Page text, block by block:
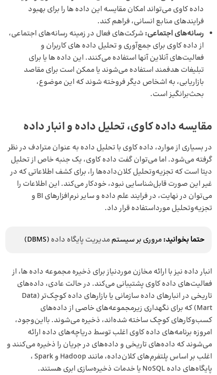
داده کاوی می‌تواند امکان مقایسه این داده ها را برای بهبود
فرایندهای منابع انسانی، فراهم کند.
رسانه‌های اجتماعی:شرکت‌های فعال در زمینه رسانه‌های اجتماعی،
از داده کاوی برای جمع‌آوری و تحلیل داده های کاربران و
فعالیت‌های آنلاین آنها استفاده می‌کنند. این داده ها یا برای
تبلیغات هدفمند استفاده می‌شوند یا ممکن است برای مقاصد
بازاریابی، به اشخاص دیگر فروخته شوند که این موضوع،
بحث‌برانگیز است.
مقایسه داده کاوی، تحلیل داده و انبار داده
در بسیاری از موارد، داده کاوی با تحلیل داده به عنوان مترادف در نظر
گرفته می‌شود. اما می‌توان گفت داده کاوی، یک جنبه خاص از تحلیل
دیتا است که تجزیه‌وتحلیل کلان‌داده‌ها را، برای کشف اطلاعاتی که در
غیر این صورت قابل‌شناسایی نبود، خودکار می‌کند. این اطلاعات را
می‌توان در نهایت، در فرایند علم داده و سایر نرم‌افزارهای BI و
تجزیه‌وتحلیل مورداستفاده قرار داد.
حتما بخوانید:مروری بر سیستممدیریت پایگاه داده (DBMS)
انبار داده نیز با ارائه مخازن موردنیاز برای ذخیره مجموعه داده ها، از
فعالیت‌های داده کاوی پشتیبانی می‌کند. در حالت عادی، داده‌های
تاریخی در انبارهای داده سازمانی یا بازارهای داده کوچک‌تر (Data
Mart) که برای نگهداری زیرمجموعه‌های خاصی از داده‌های
کسب‌وکارهای کوچک ساخته شده‌اند، ذخیره می‌شوند. بااین‌وجود،
امروزه برنامه‌های داده کاوی اغلب توسط دریاچه‌های داده ارائه
می‌شوند که داده‌های تاریخی و داده‌های در جریان را ذخیره می‌کنند و
اغلب بر اساس پلتفرم‌های کلان‌داده، مانند Hadoop و Spark ،
پایگاه‌های داده NoSQL یا خدمات ذخیره‌سازی ابری هستند.